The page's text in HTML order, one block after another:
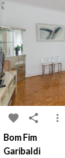
Bom Fim
Garibaldi